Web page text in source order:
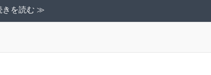
きを読む ≫